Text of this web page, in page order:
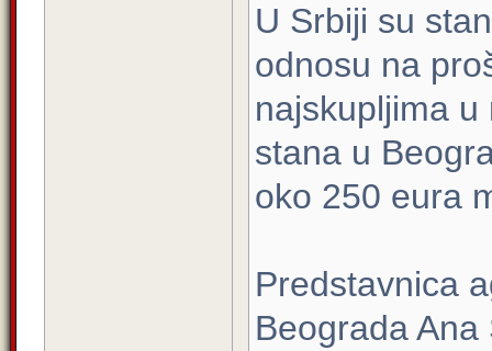
U Srbiji su
odnosu na
najskupljima
stana u
oko 250 eura
Predstavnica
Beograda